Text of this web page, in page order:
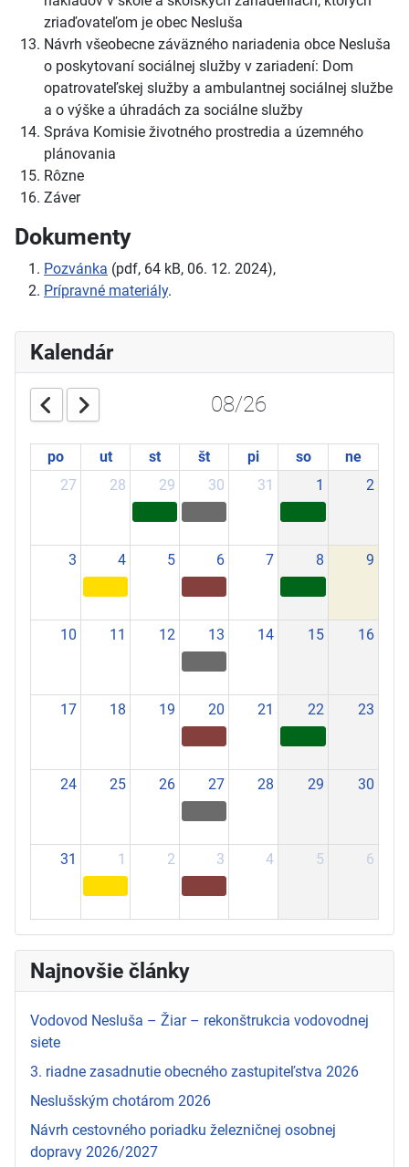
zriaďovateľom je obec Nesluša
Návrh všeobecne záväzného nariadenia obce Nesluša
o poskytovaní sociálnej služby v zariadení: Dom
opatrovateľskej služby a ambulantnej sociálnej službe
a o výške a úhradách za sociálne služby
Správa Komisie životného prostredia a územného
plánovania
Rôzne
Záver
Dokumenty
Pozvánka (pdf, 64 kB, 06. 12. 2024),
Prípravné materiály.
Kalendár
08/26
po ut st št pi so
ne
27
28 29 30 31 1 2
3 4 5 6 7 8 9
10 11 12 13 14 15 16
17 18 19 20 21 22 23
24 25 26 27 28 29 30
31 1 2 3 4 5 6
Najnovšie články
Vodovod Nesluša – Žiar – rekonštrukcia vodovodnej
siete
3. riadne zasadnutie obecného zastupiteľstva 2026
Neslušským chotárom 2026
Návrh cestovného poriadku železničnej osobnej
dopravy 2026/2027